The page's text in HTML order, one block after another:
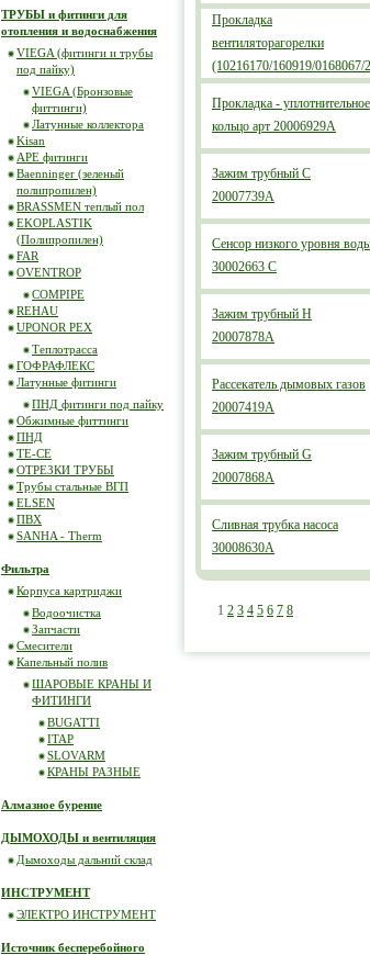
Прокладка
вентиляторагорелки
(10216170/160919/0168067/
Прокладка - уплотнительное
кольцо арт 20006929А
Зажим трубный С
20007739А
Сенсор низкого уровня
30002663 С
Зажим трубный Н
20007878А
Рассекатель дымовых газов
20007419А
Зажим трубный G
20007868А
Сливная трубка насоса
30008630А
1 2 3 4 5 6 7 8
ТРУБЫ и фитинги для
отопления и водоснабжения
VIEGA (фитинги и трубы
под пайку)
VIEGA (Бронзовые
фиттинги)
Латунные коллектора
Kisan
APE фитинги
Baenninger (зеленый
полипропилен)
BRASSMEN теплый пол
EKOPLASTIK
(Полипропилен)
FAR
OVENTROP
COMPIPE
REHAU
UPONOR PEX
Теплотрасса
ГОФРАФЛЕКС
Латунные фитинги
ПНД фитинги под пайку
Обжимные фиттинги
ПНД
ТЕ-СЕ
ОТРЕЗКИ ТРУБЫ
Трубы стальные ВГП
ELSEN
ПВХ
SANHA - Therm
Фильтра
Корпуса картриджи
Водоочистка
Запчасти
Смесители
Капельный полив
ШАРОВЫЕ КРАНЫ И
ФИТИНГИ
BUGATTI
ITAP
SLOVARM
КРАНЫ РАЗНЫЕ
Алмазное бурение
ДЫМОХОДЫ и вентиляция
Дымоходы дальний склад
ИНСТРУМЕНТ
ЭЛЕКТРО ИНСТРУМЕНТ
Источник бесперебойного